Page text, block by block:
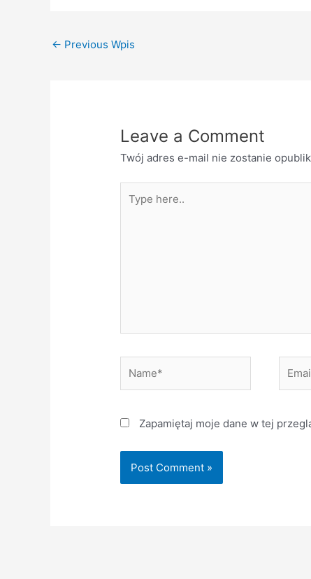
← Previous Wpis
Leave a Comment
Twój adres e-mail nie zostanie
here..
Zapamiętaj moje dane w tej